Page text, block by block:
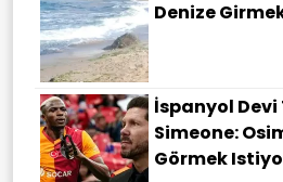
Denize
İspanyol
Simeone:
Görmek